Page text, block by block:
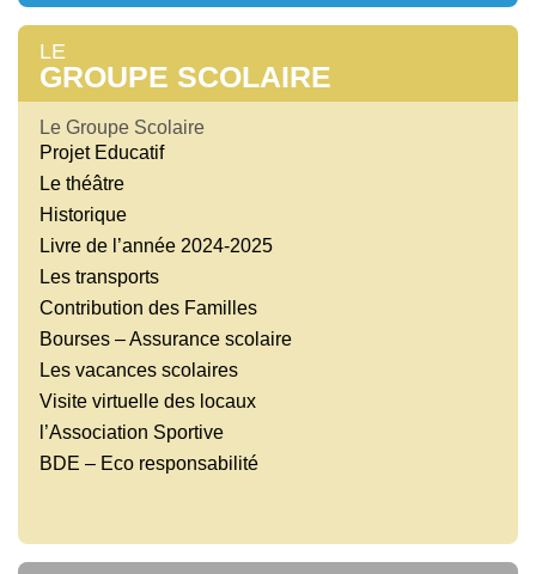
LE
GROUPE SCOLAIRE
Le Groupe Scolaire
Projet Educatif
Le théâtre
Historique
Livre de l’année 2024-2025
Les transports
Contribution des Familles
Bourses – Assurance scolaire
Les vacances scolaires
Visite virtuelle des locaux
l’Association Sportive
BDE – Eco responsabilité